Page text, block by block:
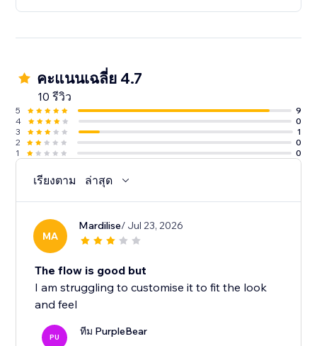
คะแนนเฉลี่ย 4.7
10 รีวิว
5
9
4
0
3
1
2
0
1
0
เรียงตาม ล่าสุด
MA
Mardilise/ Jul 23, 2026
The flow is good but
I am struggling to customise it to fit the look
and feel
PU ทีม PurpleBear